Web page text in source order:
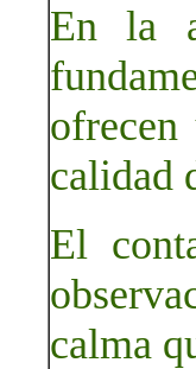
En la
calidad
El
calma